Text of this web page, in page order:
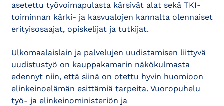
asetettu työvoimapulasta kärsivät alat sekä TKI-
toiminnan kärki- ja kasvualojen kannalta olennaiset
erityisosaajat, opiskelijat ja tutkijat.
Ulkomaalaislain ja palvelujen uudistamisen liittyvä
uudistustyö on kauppakamarin näkökulmasta
edennyt niin, että siinä on otettu hyvin huomioon
elinkeinoelämän esittämiä tarpeita. Vuoropuhelu
työ- ja elinkeinoministeriön ja